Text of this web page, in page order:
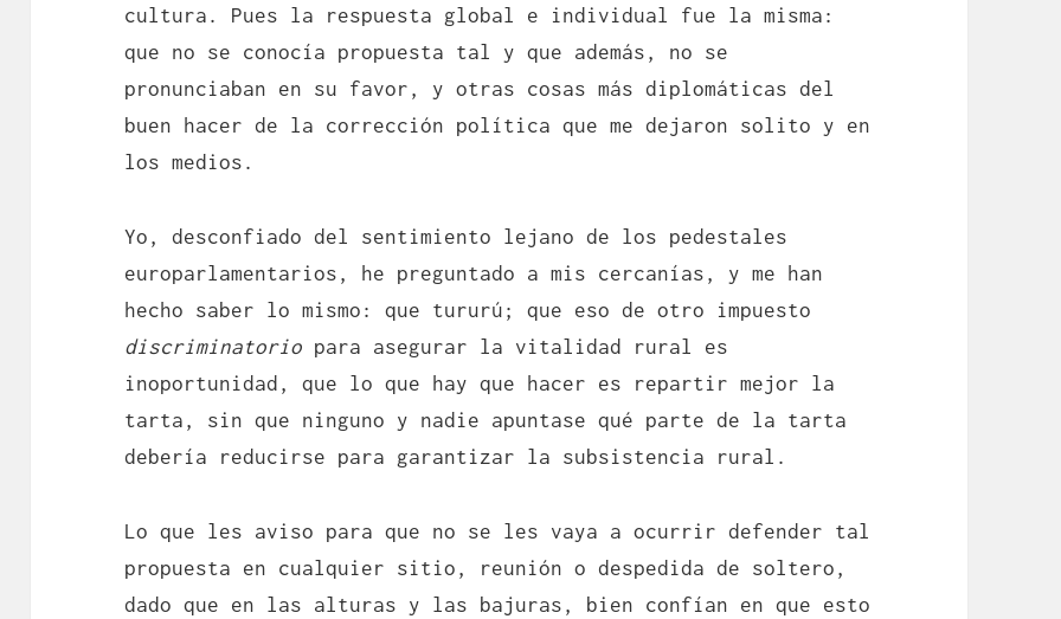
cultura. Pues la respuesta global e individual fue la misma:
que no se conocía propuesta tal y que además, no se
pronunciaban en su favor, y otras cosas más diplomáticas del
buen hacer de la corrección política que me dejaron solito y en
los medios.
Yo, desconfiado del sentimiento lejano de los pedestales
europarlamentarios, he preguntado a mis cercanías, y me han
hecho saber lo mismo: que tururú; que eso de otro impuesto
discriminatorio para asegurar la vitalidad rural es
inoportunidad, que lo que hay que hacer es repartir mejor la
tarta, sin que ninguno y nadie apuntase qué parte de la tarta
debería reducirse para garantizar la subsistencia rural.
Lo que les aviso para que no se les vaya a ocurrir defender tal
propuesta en cualquier sitio, reunión o despedida de soltero,
dado que en las alturas y las bajuras, bien confían en que esto